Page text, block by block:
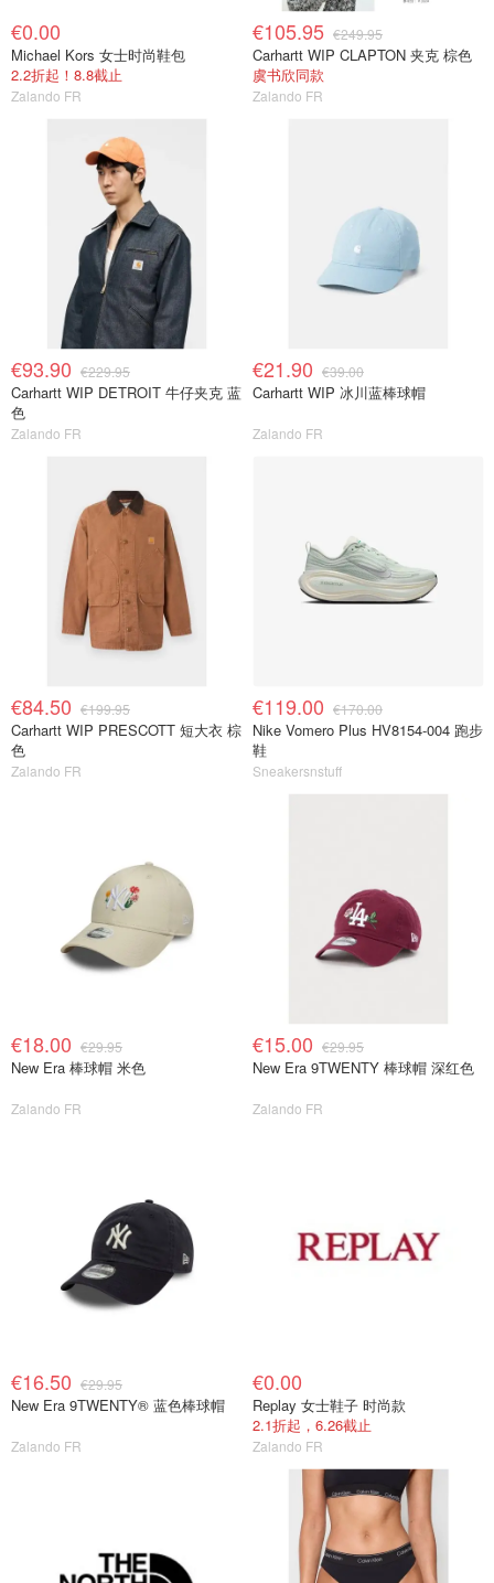
€0.00
Michael Kors 女士时尚鞋包
2.2折起！8.8截止
Zalando FR
€105.95 €249.95
Carhartt WIP CLAPTON 夹克 棕色
虞书欣同款
Zalando FR
€93.90 €229.95
Carhartt WIP DETROIT 牛仔夹克 蓝
色
Zalando FR
€21.90 €39.00
Carhartt WIP 冰川蓝棒球帽
Zalando FR
€84.50 €199.95
Carhartt WIP PRESCOTT 短大衣 棕
色
Zalando FR
€119.00 €170.00
Nike Vomero Plus HV8154-004 跑步
鞋
Sneakersnstuff
€18.00 €29.95
New Era 棒球帽 米色
Zalando FR
€15.00 €29.95
New Era 9TWENTY 棒球帽 深红色
Zalando FR
€16.50 €29.95
New Era 9TWENTY® 蓝色棒球帽
Zalando FR
€0.00
Replay 女士鞋子 时尚款
2.1折起，6.26截止
Zalando FR